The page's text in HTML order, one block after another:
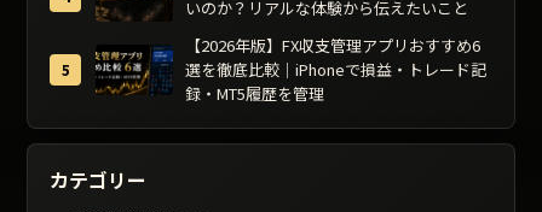
いのか？リアルな体験から伝えたいこと
【2026年版】FX収支管理アプリおすすめ6
選を徹底比較｜iPhoneで損益・トレード記
録・MT5履歴を管理
カテゴリー